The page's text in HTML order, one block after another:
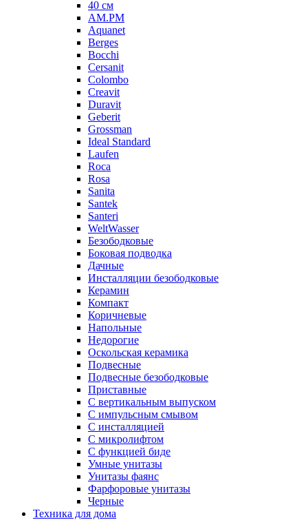
40 см
AM.PM
Aquanet
Berges
Bocchi
Cersanit
Colombo
Creavit
Duravit
Geberit
Grossman
Ideal Standard
Laufen
Roca
Rosa
Sanita
Santek
Santeri
WeltWasser
Безободковые
Боковая подводка
Дачные
Инсталляции безободковые
Керамин
Компакт
Коричневые
Напольные
Недорогие
Оскольская керамика
Подвесные
Подвесные безободковые
Приставные
С вертикальным выпуском
С импульсным смывом
С инсталляцией
С микролифтом
С функцией биде
Умные унитазы
Унитазы фаянс
Фарфоровые унитазы
Черные
Техника для дома